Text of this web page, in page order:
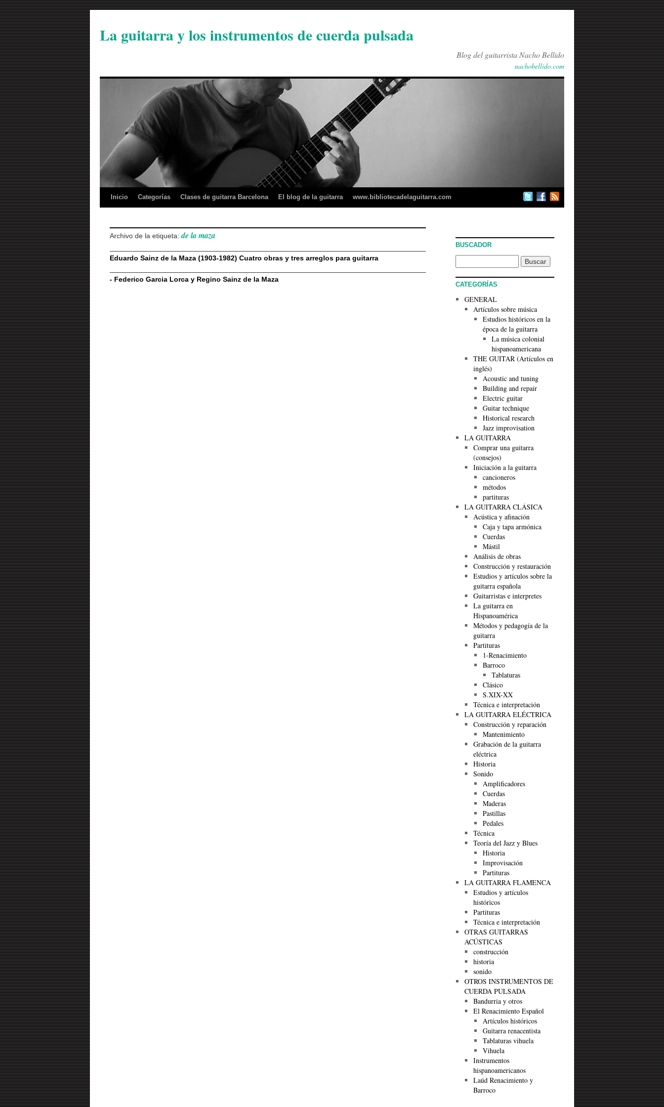
La guitarra y los instrumentos de cuerda pulsada
Blog del guitarrista Nacho Bellido
nachobellido.com
Inicio Categorías Clases de guitarra Barcelona El blog de la guitarra www.bibliotecadelaguitarra.com
Archivo de la etiqueta:de la maza
Eduardo Sainz de la Maza (1903-1982) Cuatro obras y tres arreglos para guitarra
- Federico Garcia Lorca y Regino Sainz de la Maza
BUSCADOR
CATEGORÍAS
GENERAL
Artículos sobre música
Estudios históricos en la
época de la guitarra
La música colonial
hispanoamericana
THE GUITAR (Artículos en
inglés)
Acoustic and tuning
Building and repair
Electric guitar
Guitar technique
Historical research
Jazz improvisation
LA GUITARRA
Comprar una guitarra
(consejos)
Iniciación a la guitarra
cancioneros
métodos
partituras
LA GUITARRA CLÁSICA
Acústica y afinación
Caja y tapa armónica
Cuerdas
Mástil
Análisis de obras
Construcción y restauración
Estudios y artículos sobre la
guitarra española
Guitarristas e interpretes
La guitarra en
Hispanoamérica
Métodos y pedagogía de la
guitarra
Partituras
1-Renacimiento
Barroco
Tablaturas
Clásico
S.XIX-XX
Técnica e interpretación
LA GUITARRA ELÉCTRICA
Construcción y reparación
Mantenimiento
Grabación de la guitarra
eléctrica
Historia
Sonido
Amplificadores
Cuerdas
Maderas
Pastillas
Pedales
Técnica
Teoría del Jazz y Blues
Historia
Improvisación
Partituras
LA GUITARRA FLAMENCA
Estudios y artículos
históricos
Partituras
Técnica e interpretación
OTRAS GUITARRAS
ACÚSTICAS
construcción
historia
sonido
OTROS INSTRUMENTOS DE
CUERDA PULSADA
Bandurria y otros
El Renacimiento Español
Artículos históricos
Guitarra renacentista
Tablaturas vihuela
Vihuela
Instrumentos
hispanoamericanos
Laúd Renacimiento y
Barroco